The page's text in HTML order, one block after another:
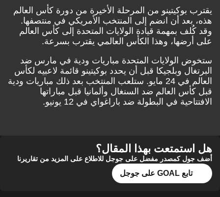
يقترب بوكيتينو من المرحلة الأخيرة من دورة كأس العالم
هذه، بعد أن انضم إلى المنتخب الأمريكي في منتصفها.
وقد كُلف بمهمة قيادة الولايات المتحدة إلى كأس العالم
على أرضها، وهذا الكأس العالمي يقترب بسرعة.
ستخوض الولايات المتحدة مباريات ودية في مارس ضد
البرتغال وبلجيكا قبل أن يحدد بوكيتينو قائمة لاعبيه لكأس
العالم في 24 مايو. ستلعب المنتخب بعد ذلك مباريات ودية
قبل كأس العالم ضد السنغال وألمانيا قبل مباراتها
الافتتاحية في البطولة ضد باراغواي في 12 يونيو.
هل استمتعت بهذا المقال؟
أضف جول كمصدر مفضل على جوجل للاطلاع على المزيد من تقاريرنا
تابع GOAL على جوجل